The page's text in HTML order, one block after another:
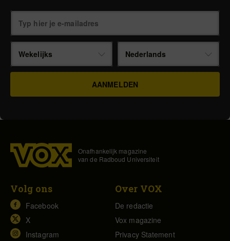
Wekelijks Nederlands
Onafhankelijk magazine
van de Radboud Universiteit
Volg ons
Facebook
X
Instagram
Over VOX
De redactie
Vox magazine
Privacy Statement